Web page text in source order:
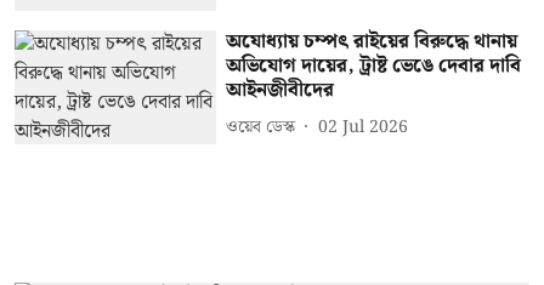
অযোধ্যায় চম্পৎ রাইয়ের বিরুদ্ধে থানায়
অভিযোগ দায়ের, ট্রাষ্ট ভেঙে দেবার দাবি
আইনজীবীদের
ওয়েব ডেস্ক 02 Jul 2026